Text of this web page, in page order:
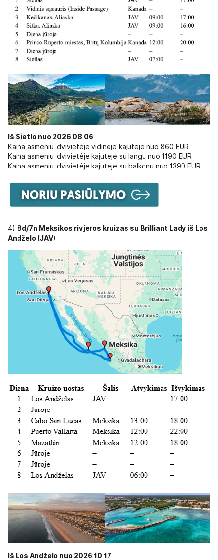
Iš Sietlo nuo 2026 08 06
Kaina asmeniui dvivietėje vidinėje kajutėje nuo 860 EUR
Kaina asmeniui dvivietėje kajutėje su langu nuo 1190 EUR
Kaina asmeniui dvivietėje kajutėje su balkonu nuo 1390 EUR
4) 8d/7n Meksikos rivjeros kruizas su Brilliant Lady iš Los
Andželo (JAV)
Iš Los Andželo nuo 2026 10 17